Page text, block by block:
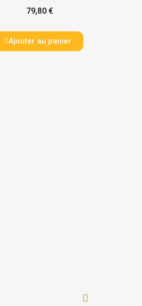
79,80 €
Ajouter au panier